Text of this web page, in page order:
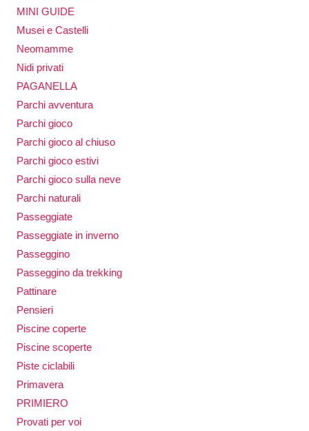
MINI GUIDE
Musei e Castelli
Neomamme
Nidi privati
PAGANELLA
Parchi avventura
Parchi gioco
Parchi gioco al chiuso
Parchi gioco estivi
Parchi gioco sulla neve
Parchi naturali
Passeggiate
Passeggiate in inverno
Passeggino
Passeggino da trekking
Pattinare
Pensieri
Piscine coperte
Piscine scoperte
Piste ciclabili
Primavera
PRIMIERO
Provati per voi